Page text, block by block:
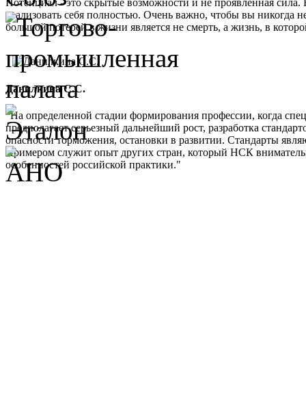
Потенциал - это скрытые возможности и не проявленная
реализовать себя полностью. Очень важно, чтобы вы никогда
большой потерей в жизни является не смерть, а жизнь, в
Данилкина С.С.
"На определенной стадии формирования профессии, когда
предполагает серьезный дальнейший рост, разработка
опасности торможения, остановки в развитии. Стандарты
Примером служит опыт других стран, который НСК
особенностей российской практики."